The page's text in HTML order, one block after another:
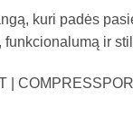
kuri padės
funkcionalumą ir
|